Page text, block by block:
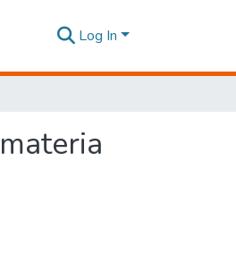
Log In